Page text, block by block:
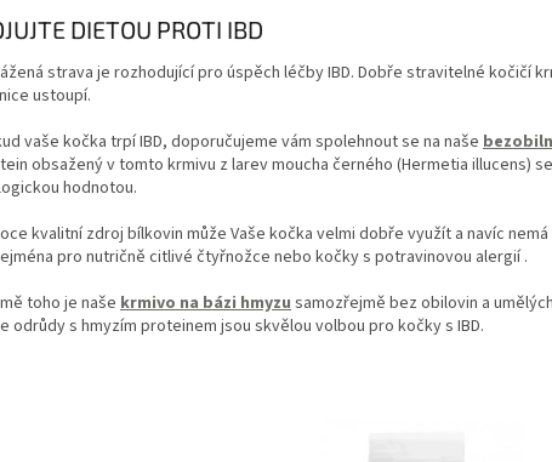
DIETOU PROTI IBD
strava je rozhodující pro úspěch léčby IBD. Dobře stravitelné kočičí
ustoupí.
vaše kočka trpí IBD, doporučujeme vám spolehnout se na naše
obsažený v tomto krmivu z larevmoucha černého (Hermetia illucens)
hodnotou.
kvalitní zdroj bílkovin může Vaše kočka velmi dobře využít a navíc
pro nutričně citlivé čtyřnožce nebo kočky spotravinovou alergií .
toho je naše krmivo na bázi hmyzusamozřejmě bez obilovin a
odrůdy s hmyzím proteinem jsou skvělou volbou pro kočky s IBD.